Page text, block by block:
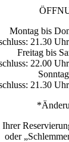
Montag bis
21.30
Freitag bis
22.00
21.30
oder